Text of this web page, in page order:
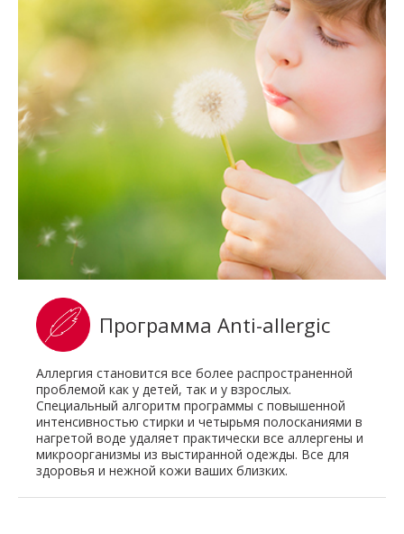
Программа Anti-allergic
Аллергия становится все более распространенной
проблемой как у детей, так и у взрослых.
Специальный алгоритм программы с повышенной
интенсивностью стирки и четырьмя полосканиями в
нагретой воде удаляет практически все аллергены и
микроорганизмы из выстиранной одежды. Все для
здоровья и нежной кожи ваших близких.